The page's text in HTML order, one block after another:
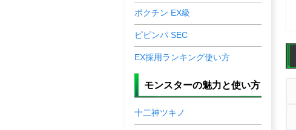
ポクチン EX級
ピピンパ SEC
EX採用ランキング使い方
モンスターの魅力と使い方
十二神ツキノ